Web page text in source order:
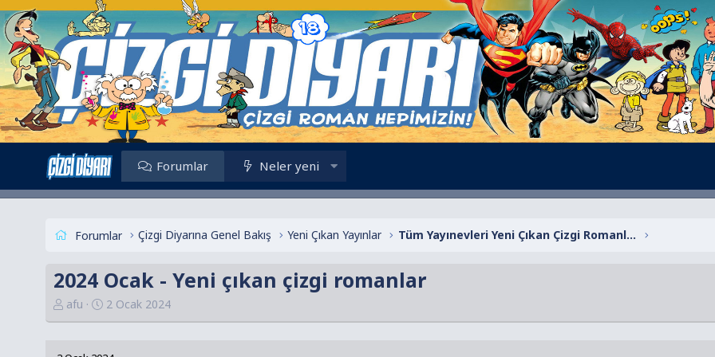
Forumlar Neler yeni
Forumlar Çizgi Diyarına Genel Bakış Yeni Çıkan Yayınlar Tüm Yayınevleri Yeni Çıkan Çizgi Romanlar
2024 Ocak - Yeni çıkan çizgi romanlar
K
o
afu
B
a
2 Ocak 2024